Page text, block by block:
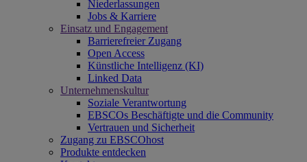
Niederlassungen
Jobs & Karriere
Einsatz und Engagement
Barrierefreier Zugang
Open Access
Künstliche Intelligenz (KI)
Linked Data
Unternehmenskultur
Soziale Verantwortung
EBSCOs Beschäftigte und die Community
Vertrauen und Sicherheit
Zugang zu EBSCOhost
Produkte entdecken